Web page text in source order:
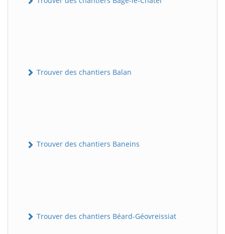
Trouver des chantiers Balan
Trouver des chantiers Baneins
Trouver des chantiers Béard-Géovreissiat